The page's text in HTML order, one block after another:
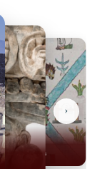
Mexicas
›